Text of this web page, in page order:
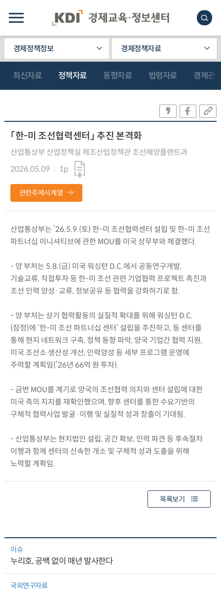
경제정책정보 경제정책자료
최신자료 정책자료 동향자료 법령자료 경제관
「한-미 조선협력센터」 추진 본격화
산업통상부 산업정책실 제조산업정책관 조선해양플랜트과
2026.05.09
1p
관련주제시계열
산업통상부는 ’26.5.9.(토) 한-미 조선협력센터 설립 및 한-미 조선
파트너십 이니셔티브에 관한 MOU를 미국 상무부와 체결했다.
- 양 부처는 5.8.(금) 미국 워싱턴 D.C.에서 공동연구개발,
기술교류, 직접투자 등 한-미 조선 관련 기업협력 프로젝트 촉진과
조선 인력 양성·교류, 정보공유 등 협력을 강화하기로 함.
- 양 부처는 상기 협력활동의 실질적 확대를 위해 워싱턴 D.C.
(잠정)에 ‘한-미 조선 파트너십 센터’ 설립을 추진하고, 동 센터를
통해 현지 네트워크 구축, 정책 동향 파악, 양국 기업간 협력 지원,
미국 조선소 생산성 개선, 인력양성 등 세부 프로그램 운영에
주력할 계획임(’26년 66억 원 투자).
- 금번 MOU를 계기로 양국의 조선협력 의지와 센터 설립에 대한
미국 측의 지지를 재확인했으며, 향후 센터를 통한 수요기반의
구체적 협력사업 발굴·이행 및 실질적 성과 창출이 기대됨.
- 산업통상부는 현지법인 설립, 공간 확보, 인력 파견 등 후속절차
이행과 함께 센터의 신속한 개소 및 구체적 성과 도출을 위해
노력할 계획임.
목록보기
이슈
누리호, 공백 없이 매년 발사한다
국외연구자료